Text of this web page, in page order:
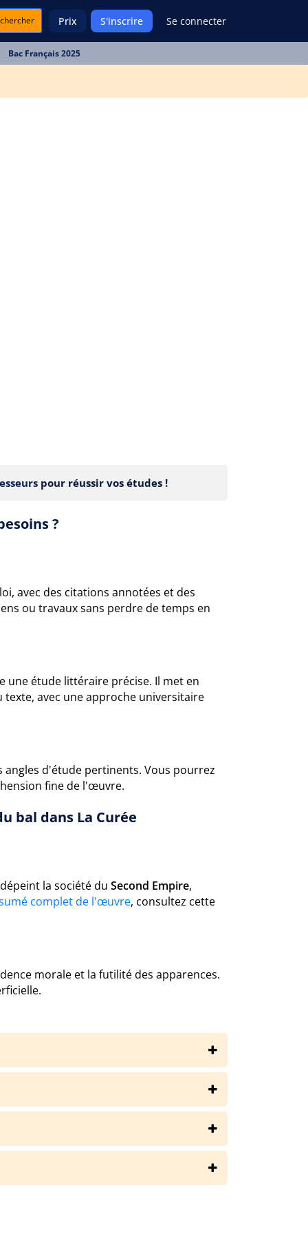
Prix S'inscrire Se connecter
Bac Français 2025
pour réussir vos études !
?
avec des citations annotées et des
ou travaux sans perdre de temps en
une étude littéraire précise. Il met en
avec une approche universitaire
angles d'étude pertinents. Vous pourrez
fine de l'œuvre.
bal dans La Curée
la société du Second Empire,
complet de l'œuvre, consultez cette
morale et la futilité des apparences.